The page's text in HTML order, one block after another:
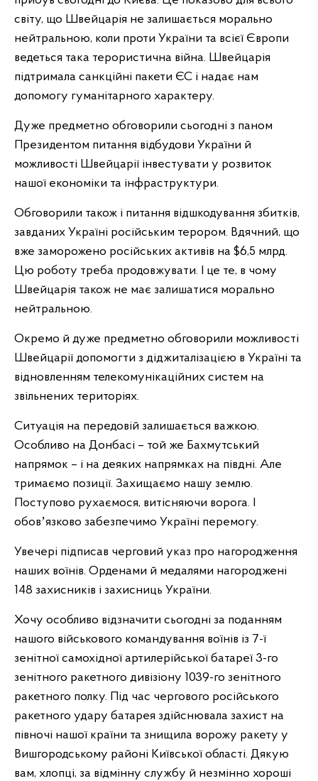
світу, що Швейцарія не залишається морально
нейтральною, коли проти України та всієї Європи
ведеться така терористична війна. Швейцарія
підтримала санкційні пакети ЄС і надає нам
допомогу гуманітарного характеру.
Дуже предметно обговорили сьогодні з паном
Президентом питання відбудови України й
можливості Швейцарії інвестувати у розвиток
нашої економіки та інфраструктури.
Обговорили також і питання відшкодування збитків,
завданих Україні російським терором. Вдячний, що
вже заморожено російських активів на $6,5 млрд.
Цю роботу треба продовжувати. І це те, в чому
Швейцарія також не має залишатися морально
нейтральною.
Окремо й дуже предметно обговорили можливості
Швейцарії допомогти з діджиталізацією в Україні та
відновленням телекомунікаційних систем на
звільнених територіях.
Ситуація на передовій залишається важкою.
Особливо на Донбасі – той же Бахмутський
напрямок – і на деяких напрямках на півдні. Але
тримаємо позиції. Захищаємо нашу землю.
Поступово рухаємося, витісняючи ворога. І
обовʼязково забезпечимо Україні перемогу.
Увечері підписав черговий указ про нагородження
наших воїнів. Орденами й медалями нагороджені
148 захисників і захисниць України.
Хочу особливо відзначити сьогодні за поданням
нашого військового командування воїнів із 7-ї
зенітної самохідної артилерійської батареї 3-го
зенітного ракетного дивізіону 1039-го зенітного
ракетного полку. Під час чергового російського
ракетного удару батарея здійснювала захист на
півночі нашої країни та знищила ворожу ракету у
Вишгородському районі Київської області. Дякую
вам, хлопці, за відмінну службу й незмінно хороші